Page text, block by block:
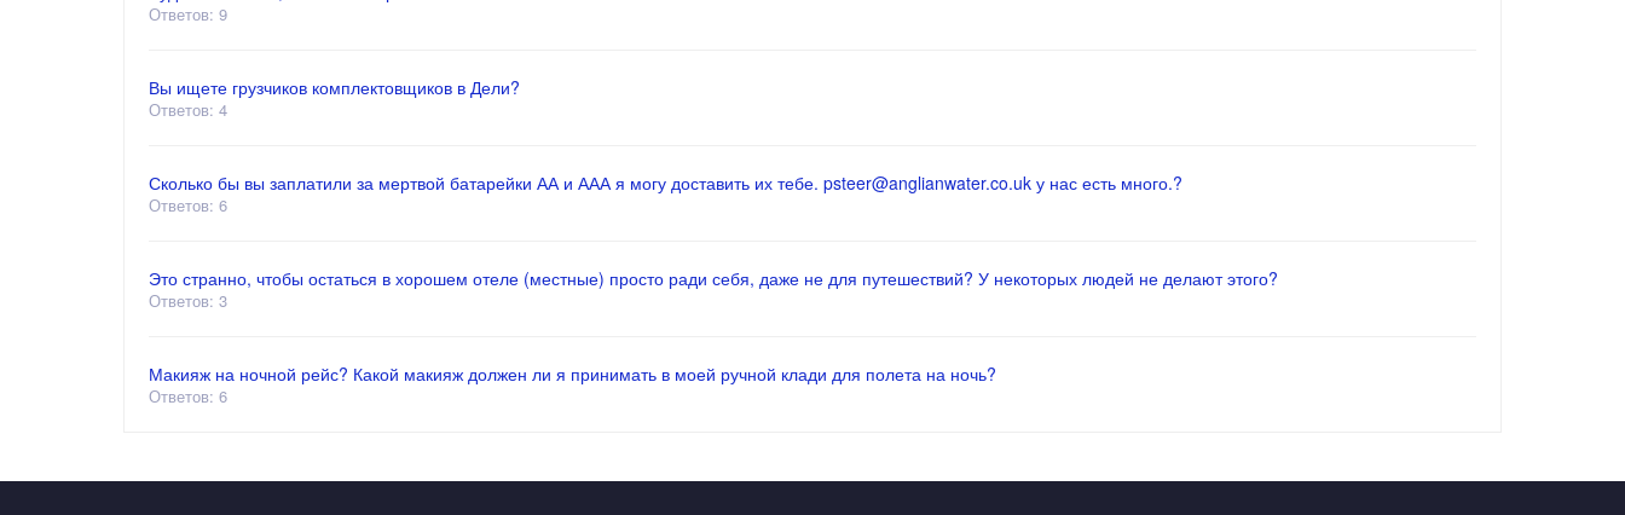
Ответов: 9
Вы ищете грузчиков комплектовщиков в Дели?
Ответов: 4
Сколько бы вы заплатили за мертвой батарейки АА и ААА я могу доставить их тебе. psteer@anglianwater.co.uk у нас есть много.?
Ответов: 6
Это странно, чтобы остаться в хорошем отеле (местные) просто ради себя, даже не для путешествий? У некоторых людей не делают этого?
Ответов: 3
Макияж на ночной рейс? Какой макияж должен ли я принимать в моей ручной клади для полета на ночь?
Ответов: 6